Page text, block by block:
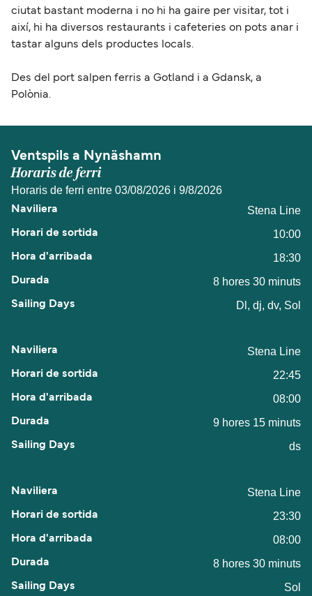
ciutat bastant moderna i no hi ha gaire per visitar, tot i
així, hi ha diversos restaurants i cafeteries on pots anar i
tastar alguns dels productes locals.
Des del port salpen ferris a Gotland i a Gdansk, a
Polònia.
Ventspils a Nynäshamn
Horaris de ferri
Horaris de ferri entre 03/08/2026 i 9/8/2026
Stena Line
10:00
18:30
8 hores 30 minuts
Dl, dj, dv, Sol
Stena Line
22:45
08:00
9 hores 15 minuts
ds
Stena Line
23:30
08:00
8 hores 30 minuts
Sol